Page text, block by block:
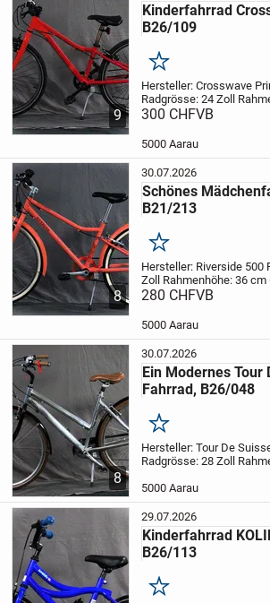
9
Kinderfahrrad
B26/109
Merken
Hersteller: Crosswave
Radgrösse: 24 Zoll
Gangzahl: 8 Beschrieb:
einkaufen oder für
300 CHFVB
5000 Aarau
8
30.07.2026
Schönes
B21/213
Merken
Hersteller: Riverside 500
Zoll
Rahmenhöhe: 36 cm
Beschrieb:
für Fahrten zu neuen
280 CHFVB
5000 Aarau
8
30.07.2026
Ein Modernes Tour
Fahrrad, B26/048
Merken
Hersteller: Tour De
Radgrösse: 28 Zoll
Alusilber für Freizeit,
Fahrten zum Bahnhof.
5000 Aarau
29.07.2026
Kinderfahrrad
B26/113
Merken